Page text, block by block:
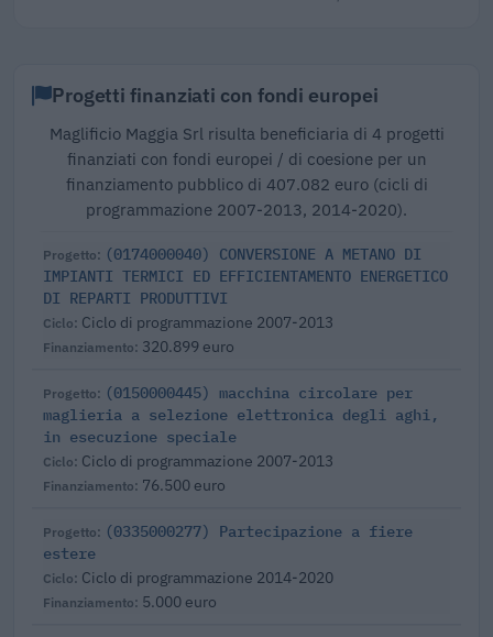
Progetti finanziati con fondi europei
Maglificio Maggia Srl risulta beneficiaria di 4 progetti
finanziati con fondi europei / di coesione per un
finanziamento pubblico di 407.082 euro (cicli di
programmazione 2007-2013, 2014-2020).
(0174000040) CONVERSIONE A METANO DI
IMPIANTI TERMICI ED EFFICIENTAMENTO ENERGETICO
DI REPARTI PRODUTTIVI
Ciclo di programmazione 2007-2013
320.899 euro
(0150000445) macchina circolare per
maglieria a selezione elettronica degli aghi,
in esecuzione speciale
Ciclo di programmazione 2007-2013
76.500 euro
(0335000277) Partecipazione a fiere
estere
Ciclo di programmazione 2014-2020
5.000 euro